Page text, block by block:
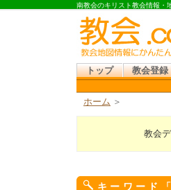
南教会のキリスト教会情報・
トップ 教会登録
ホーム ＞
教会
キーワード